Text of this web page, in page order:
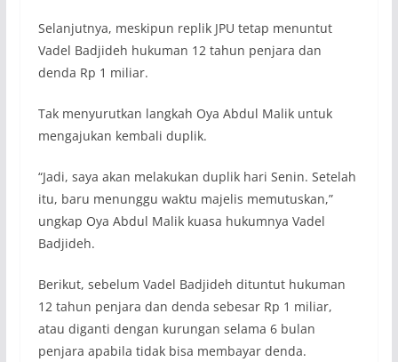
Selanjutnya, meskipun replik JPU tetap menuntut
Vadel Badjideh hukuman 12 tahun penjara dan
denda Rp 1 miliar.
Tak menyurutkan langkah Oya Abdul Malik untuk
mengajukan kembali duplik.
“Jadi, saya akan melakukan duplik hari Senin. Setelah
itu, baru menunggu waktu majelis memutuskan,”
ungkap Oya Abdul Malik kuasa hukumnya Vadel
Badjideh.
Berikut, sebelum Vadel Badjideh dituntut hukuman
12 tahun penjara dan denda sebesar Rp 1 miliar,
atau diganti dengan kurungan selama 6 bulan
penjara apabila tidak bisa membayar denda.